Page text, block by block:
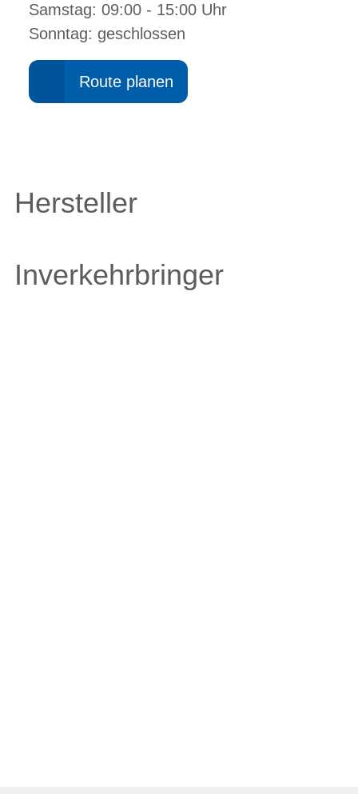
Samstag: 09:00 - 15:00 Uhr
Sonntag: geschlossen
Route planen
Hersteller
Inverkehrbringer